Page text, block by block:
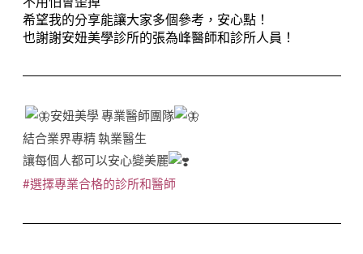
希望我的分享能讓大家多個參考，安心點！
也謝謝安妞美學診所的張為峰醫師和診所人員！
安妞美學 專業醫師團隊
結合業界專精 執業醫生
讓每個人都可以安心變美麗
#選擇專業合格的診所和醫師